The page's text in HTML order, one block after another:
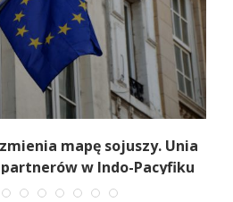
mapę sojuszy. Unia
w Indo-Pacyfiku